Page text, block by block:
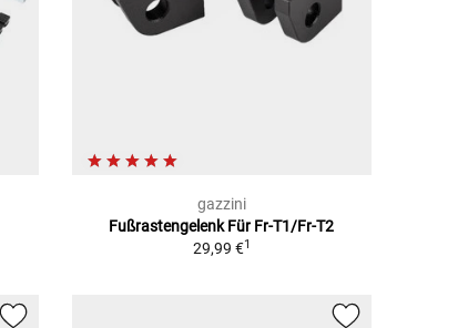
gazzini
Fußrastengelenk Für Fr-T1/Fr-T2
29,99 €1